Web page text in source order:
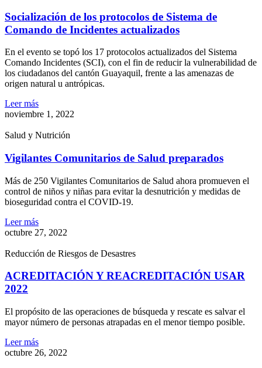
Socialización de los protocolos de Sistema de
Comando de Incidentes actualizados
En el evento se topó los 17 protocolos actualizados del Sistema
Comando Incidentes (SCI), con el fin de reducir la vulnerabilidad de
los ciudadanos del cantón Guayaquil, frente a las amenazas de
origen natural u antrópicas.
Leer más
noviembre 1, 2022
Salud y Nutrición
Vigilantes Comunitarios de Salud preparados
Más de 250 Vigilantes Comunitarios de Salud ahora promueven el
control de niños y niñas para evitar la desnutrición y medidas de
bioseguridad contra el COVID-19.
Leer más
octubre 27, 2022
Reducción de Riesgos de Desastres
ACREDITACIÓN Y REACREDITACIÓN USAR
2022
El propósito de las operaciones de búsqueda y rescate es salvar el
mayor número de personas atrapadas en el menor tiempo posible.
Leer más
octubre 26, 2022